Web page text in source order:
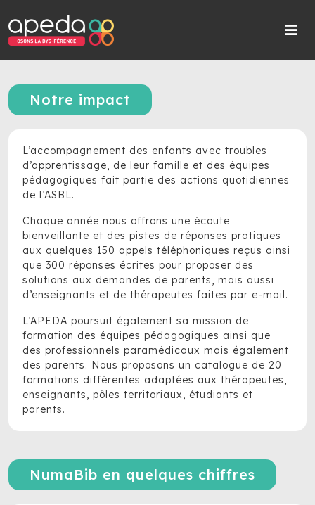
Notre impact
L’accompagnement des enfants avec troubles
d’apprentissage, de leur famille et des équipes
pédagogiques fait partie des actions quotidiennes
de l’ASBL.
Chaque année nous offrons une écoute
bienveillante et des pistes de réponses pratiques
aux quelques 150 appels téléphoniques reçus ainsi
que 300 réponses écrites pour proposer des
solutions aux demandes de parents, mais aussi
d’enseignants et de thérapeutes faites par e-mail.
L’APEDA poursuit également sa mission de
formation des équipes pédagogiques ainsi que
des professionnels paramédicaux mais également
des parents. Nous proposons un catalogue de 20
formations différentes adaptées aux thérapeutes,
enseignants, pôles territoriaux, étudiants et
parents.
NumaBib en quelques chiffres